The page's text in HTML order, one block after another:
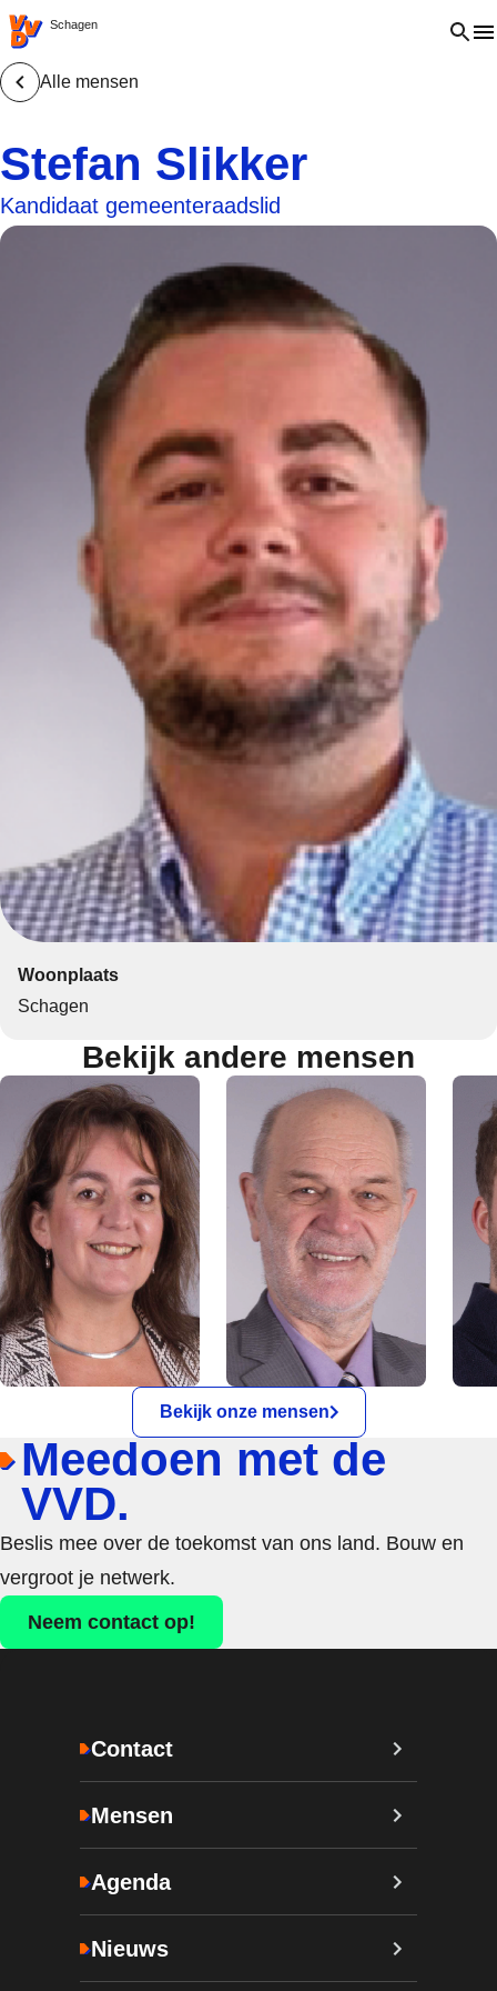
VVD.nl - Ga naar de homepage
Schagen Open
Alle mensen
Stefan Slikker
Kandidaat gemeenteraadslid
Woonplaats
Schagen
Bekijk andere mensen
Bekijk onze mensen
Meedoen met de
VVD.
Beslis mee over de toekomst van ons land. Bouw en
vergroot je netwerk.
Neem contact op!
Contact
Mensen
Agenda
Nieuws